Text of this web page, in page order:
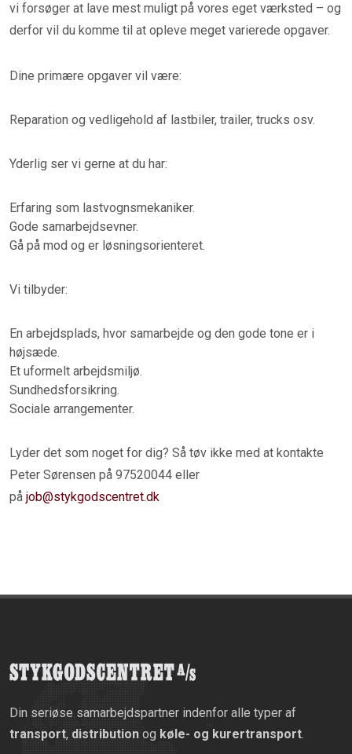
vi forsøger at lave mest muligt på vores eget værksted – og
derfor vil du komme til at opleve meget varierede opgaver.
Dine primære opgaver vil være:
Reparation og vedligehold af lastbiler, trailer, trucks osv.
Yderlig ser vi gerne at du har:
Erfaring som lastvognsmekaniker.
Gode samarbejdsevner.
Gå på mod og er løsningsorienteret.
Vi tilbyder:
En arbejdsplads, hvor samarbejde og den gode tone er i
højsæde.
Et uformelt arbejdsmiljø.
Sundhedsforsikring.
Sociale arrangementer.
Lyder det som noget for dig? Så tøv ikke med at kontakte
Peter Sørensen på 97520044 eller
på job@stykgodscentret.dk
Din seriøse samarbejdspartner indenfor alle typer af
transport, distribution og køle- og kurertransport.